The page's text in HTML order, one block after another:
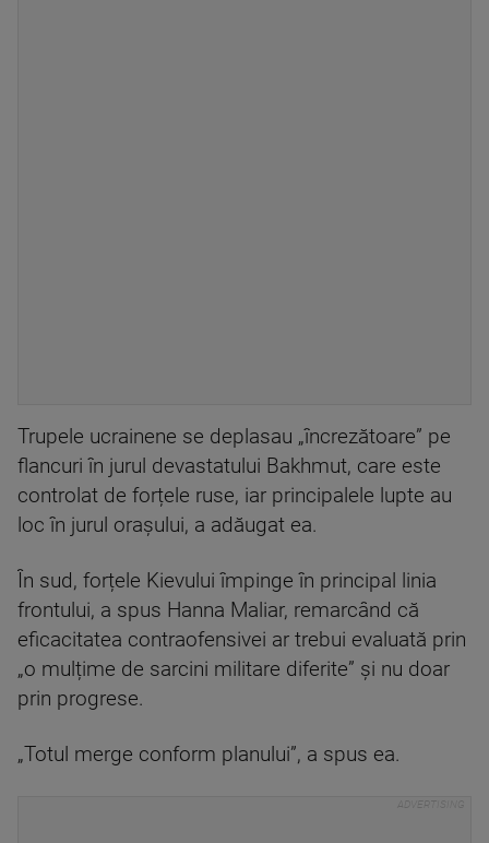
Trupele ucrainene se deplasau „încrezătoare” pe
flancuri în jurul devastatului Bakhmut, care este
controlat de forțele ruse, iar principalele lupte au
loc în jurul orașului, a adăugat ea.
În sud, forțele Kievului împinge în principal linia
frontului, a spus Hanna Maliar, remarcând că
eficacitatea contraofensivei ar trebui evaluată prin
„o mulțime de sarcini militare diferite” și nu doar
prin progrese.
„Totul merge conform planului”, a spus ea.